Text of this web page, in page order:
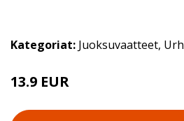
Kategoriat: Juoksuvaatteet,
13.9 EUR